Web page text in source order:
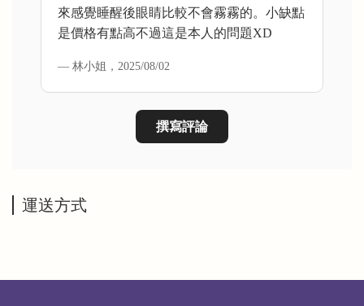
來感覺睡醒後眼睛比較不會霧霧的。小缺點
是價格有點高不過這是本人的問題XD
— 林小姐，2025/08/02
撰寫評論
運送方式